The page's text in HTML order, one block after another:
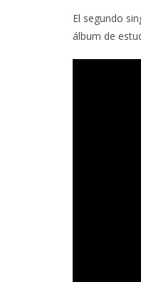
El segundo
álbum de